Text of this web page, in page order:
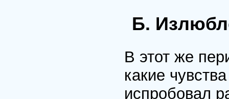
Б.
В этот же
какие
испробовал